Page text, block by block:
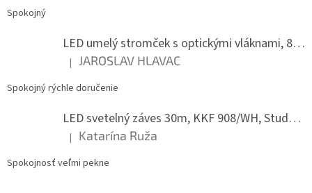
Spokojný
LED umelý stromček s optickými vláknami, 80 cm
Hodnotenie produktu je 5 z 5 hviezdičiek.
| JAROSLAV HLAVAC
Spokojný rýchle doručenie
LED svetelný záves 30m, KKF 908/WH, Studená biela
Hodnotenie produktu je 5 z 5 hviezdičiek.
| Katarína Ruža
Spokojnosť veľmi pekne